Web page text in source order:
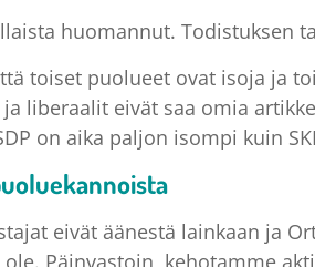
huomannut. Todistuksen
toiset puolueet ovat isoja ja
liberaalit eivät saa omia
on aika paljon isompi kuin
eivät äänestä lainkaan ja
Päinvastoin, kehotamme